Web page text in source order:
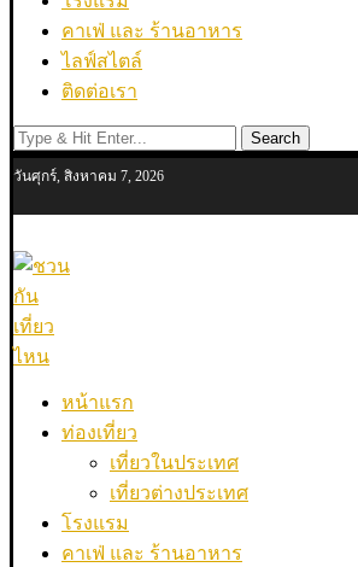
คาเฟ่ และ ร้านอาหาร
ไลฟ์สไตล์
ติดต่อเรา
Search
วันศุกร์, สิงหาคม 7, 2026
หน้าแรก
ท่องเที่ยว
เที่ยวในประเทศ
เที่ยวต่างประเทศ
โรงแรม
คาเฟ่ และ ร้านอาหาร